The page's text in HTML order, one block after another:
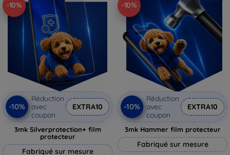
-10%
-10%
Réduction
avec
coupon
EXTRA10
3mk Silverprotection+ film
protecteur
Fabriqué sur mesure
-10%
-10%
Réduction
avec
coupon
EXTRA10
3mk Hammer film protecteur
Fabriqué sur mesure